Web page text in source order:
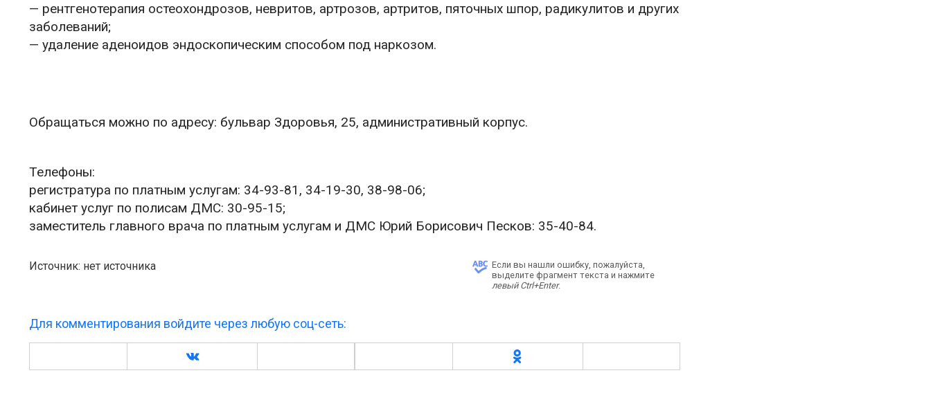
— рентгенотерапия остеохондрозов, невритов, артрозов, артритов, пяточных шпор, радикулитов и других
заболеваний;
— удаление аденоидов эндоскопическим способом под наркозом.
Обращаться можно по адресу: бульвар Здоровья, 25, административный корпус.
Телефоны:
регистратура по платным услугам: 34-93-81, 34-19-30, 38-98-06;
кабинет услуг по полисам ДМС: 30-95-15;
заместитель главного врача по платным услугам и ДМС Юрий Борисович Песков: 35-40-84.
Источник: нет источника
Если вы нашли ошибку, пожалуйста,
выделите фрагмент текста и нажмите
левый Ctrl+Enter.
Для комментирования войдите через любую соц-сеть: